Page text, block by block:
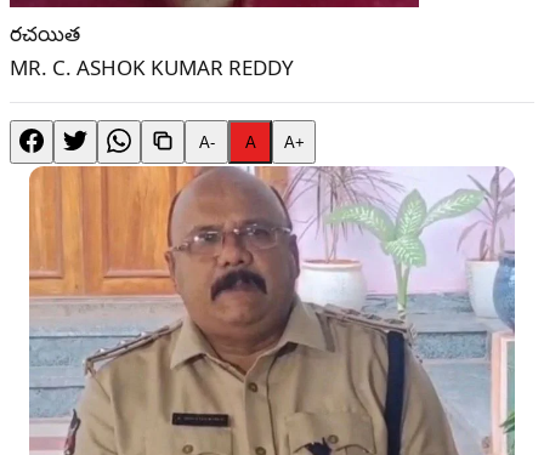
రచయిత
MR. C. ASHOK KUMAR REDDY
A- A A+